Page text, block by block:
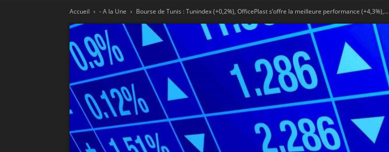
Economique
Accueil - A la Une Bourse de Tunis : Tunindex (+0,2%), OfficePlast s’offre la meilleure performance (+4,3%),...